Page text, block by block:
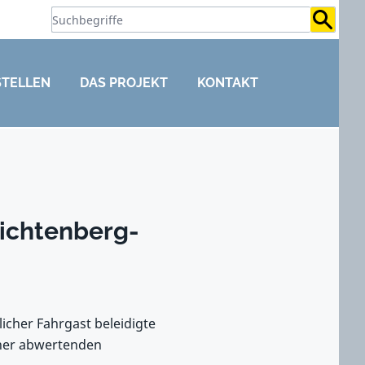
DAS PROJEKT KONTAKT
Fahrgast beleidigte
abwertenden